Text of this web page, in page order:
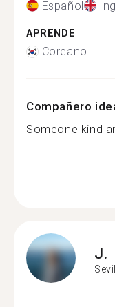
Español
APRENDE
Coreano
Compañero
Someone kind
J.